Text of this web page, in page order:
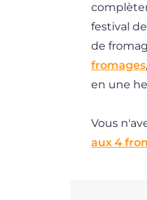
festival
de
fromages
en une
Vous
aux 4